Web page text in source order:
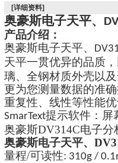
[详细资料]
奥豪斯电子天平、
产品介绍：
奥豪斯电子天平、
天平一贯优异的品质
璃、全钢材质外壳以
更为您测量数据的准
重复性、线性等性能
SmarText提示软件：屏
奥豪斯DV314C电子
奥豪斯电子天平、
量程/可读性: 310g /